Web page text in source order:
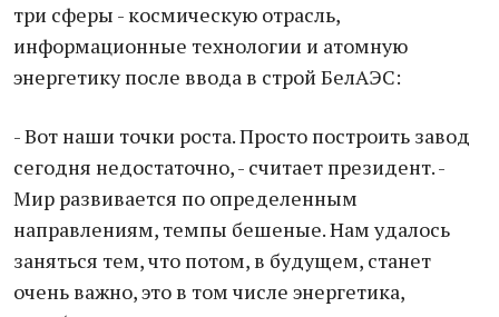
три сферы - космическую отрасль,
информационные технологии и атомную
энергетику после ввода в строй БелАЭС:
- Вот наши точки роста. Просто построить завод
сегодня недостаточно, - считает президент. -
Мир развивается по определенным
направлениям, темпы бешеные. Нам удалось
заняться тем, что потом, в будущем, станет
очень важно, это в том числе энергетика,